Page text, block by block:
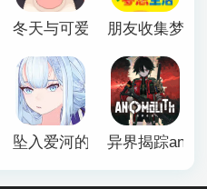
版
冬天与可爱妹妹恶作剧游戏
朋友收集梦想
破坏之神手机版
坠入爱河的狐狸魅惑万花筒
异界揭踪